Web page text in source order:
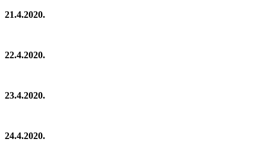
21.4.2020.
22.4.2020.
23.4.2020.
24.4.2020.